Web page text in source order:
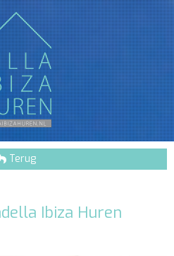
Terug
Ibiza Huren